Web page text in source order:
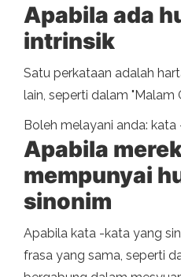
Apabila ada
intrinsik
Satu perkataan adalah
lain, seperti dalam "Malam
Boleh melayani anda:
Apabila
mempunyai
sinonim
Apabila kata -kata yang
frasa yang sama, seperti